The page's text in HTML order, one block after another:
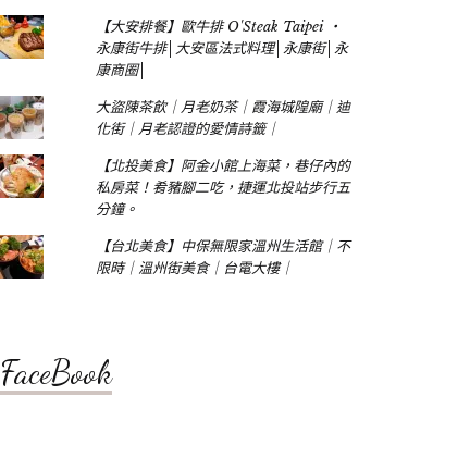
【大安排餐】歐牛排 O'Steak Taipei ‧
永康街牛排│大安區法式料理│永康街│永
康商圈│
大盜陳茶飲｜月老奶茶｜霞海城隍廟｜迪
化街｜月老認證的愛情詩籤｜
【北投美食】阿金小館上海菜，巷仔內的
私房菜！肴豬腳二吃，捷運北投站步行五
分鐘。
【台北美食】中保無限家溫州生活館｜不
限時｜溫州街美食｜台電大樓｜
FaceBook